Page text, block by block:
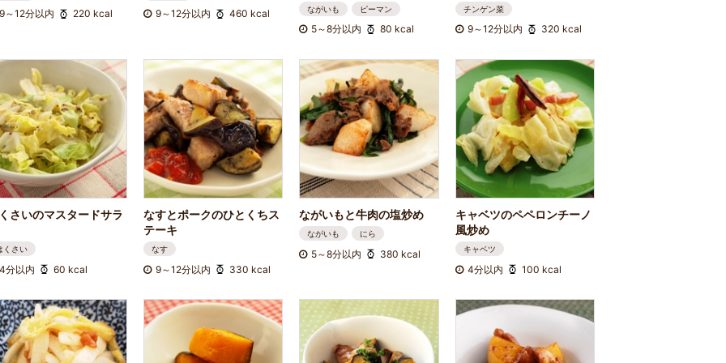
9～12分以内 220 kcal 9～12分以内 460 kcal ながいも ピーマン
5～8分以内 80 kcal
チンゲン菜
9～12分以内 320 kcal
さいのマスタードサラ
くさい
4分以内 60 kcal
なすとポークのひとくちス
テーキ
なす
9～12分以内 330 kcal
ながいもと牛肉の塩炒め
ながいも にら
5～8分以内 380 kcal
キャベツのペペロンチーノ
風炒め
キャベツ
4分以内 100 kcal